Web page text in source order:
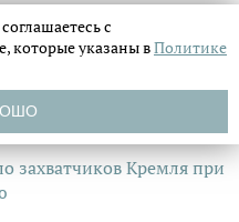
захватчиков Кремля при
с
которые указаны вПолитике